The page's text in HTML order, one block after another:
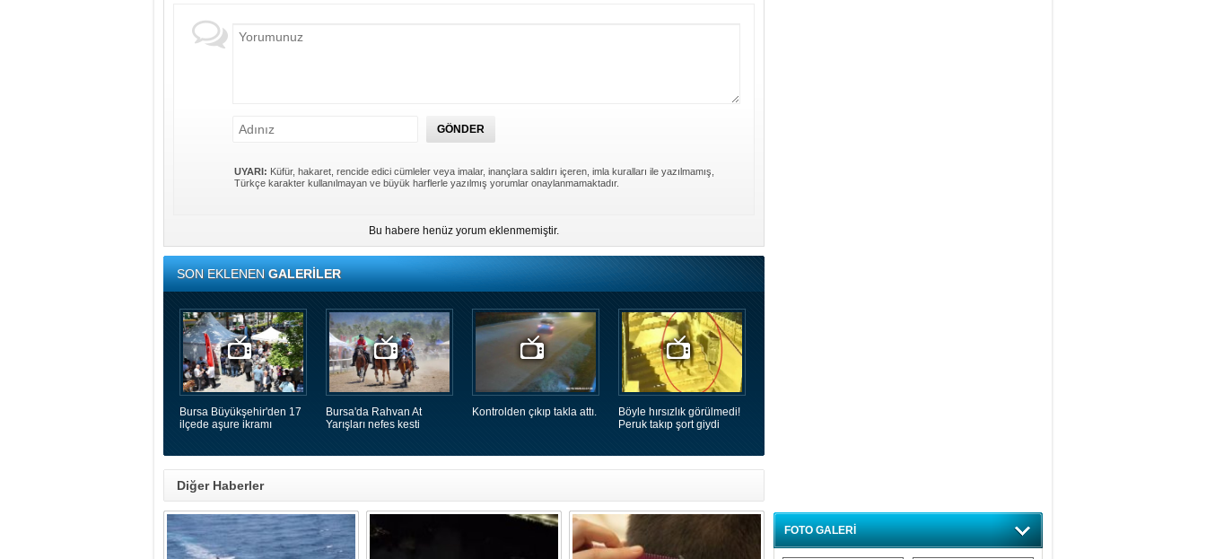
UYARI: Küfür, hakaret, rencide edici cümleler veya imalar, inançlara saldırı içeren, imla kuralları ile yazılmamış,
Türkçe karakter kullanılmayan ve büyük harflerle yazılmış yorumlar onaylanmamaktadır.
Bu habere henüz yorum eklenmemiştir.
SON EKLENENGALERİLER
Bursa Büyükşehir'den 17
ilçede aşure ikramı
Bursa'da Rahvan At
Yarışları nefes kesti
Kontrolden çıkıp takla attı.
Böyle hırsızlık görülmedi!
Peruk takıp şort giydi
Diğer Haberler
FOTO GALERİ